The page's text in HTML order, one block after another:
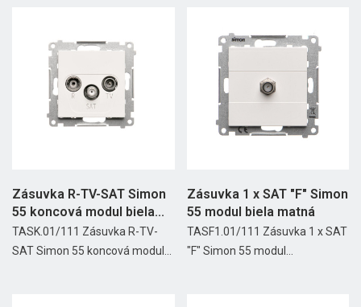
Zásuvka R-TV-SAT Simon
55 koncová modul biela...
TASK.01/111 Zásuvka R-TV-
SAT Simon 55 koncová modul...
Zásuvka 1 x SAT "F" Simon
55 modul biela matná
TASF1.01/111 Zásuvka 1 x SAT
"F" Simon 55 modul...